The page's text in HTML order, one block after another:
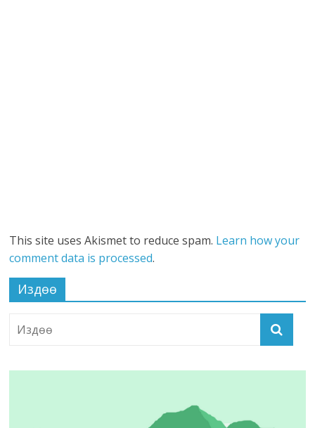
This site uses Akismet to reduce spam. Learn how your
comment data is processed.
Издөө